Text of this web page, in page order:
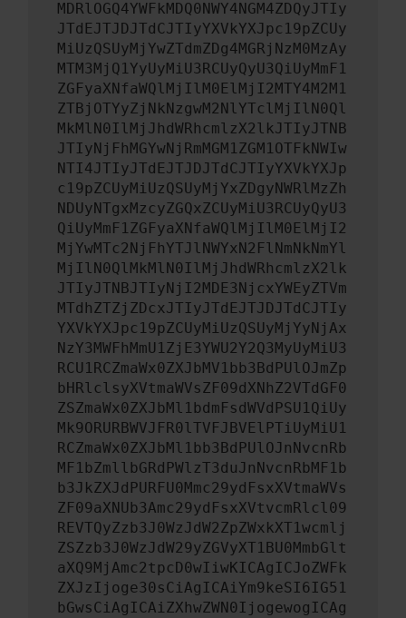
MDRlOGQ4YWFkMDQ0NWY4NGM4ZDQyJTIy
JTdEJTJDJTdCJTIyYXVkYXJpc19pZCUy
MiUzQSUyMjYwZTdmZDg4MGRjNzM0MzAy
MTM3MjQ1YyUyMiU3RCUyQyU3QiUyMmF1
ZGFyaXNfaWQlMjIlM0ElMjI2MTY4M2M1
ZTBjOTYyZjNkNzgwM2NlYTclMjIlN0Ql
MkMlN0IlMjJhdWRhcmlzX2lkJTIyJTNB
JTIyNjFhMGYwNjRmMGM1ZGM1OTFkNWIw
NTI4JTIyJTdEJTJDJTdCJTIyYXVkYXJp
c19pZCUyMiUzQSUyMjYxZDgyNWRlMzZh
NDUyNTgxMzcyZGQxZCUyMiU3RCUyQyU3
QiUyMmF1ZGFyaXNfaWQlMjIlM0ElMjI2
MjYwMTc2NjFhYTJlNWYxN2FlNmNkNmYl
MjIlN0QlMkMlN0IlMjJhdWRhcmlzX2lk
JTIyJTNBJTIyNjI2MDE3NjcxYWEyZTVm
MTdhZTZjZDcxJTIyJTdEJTJDJTdCJTIy
YXVkYXJpc19pZCUyMiUzQSUyMjYyNjAx
NzY3MWFhMmU1ZjE3YWU2Y2Q3MyUyMiU3
RCU1RCZmaWx0ZXJbMV1bb3BdPUlOJmZp
bHRlclsyXVtmaWVsZF09dXNhZ2VTdGF0
ZSZmaWx0ZXJbMl1bdmFsdWVdPSU1QiUy
Mk9ORURBWVJFR0lTVFJBVElPTiUyMiU1
RCZmaWx0ZXJbMl1bb3BdPUlOJnNvcnRb
MF1bZmllbGRdPWlzT3duJnNvcnRbMF1b
b3JkZXJdPURFU0Mmc29ydFsxXVtmaWVs
ZF09aXNUb3Amc29ydFsxXVtvcmRlcl09
REVTQyZzb3J0WzJdW2ZpZWxkXT1wcmlj
ZSZzb3J0WzJdW29yZGVyXT1BU0MmbGlt
aXQ9MjAmc2tpcD0wIiwKICAgICJoZWFk
ZXJzIjoge30sCiAgICAiYm9keSI6IG51
bGwsCiAgICAiZXhwZWN0IjogewogICAg